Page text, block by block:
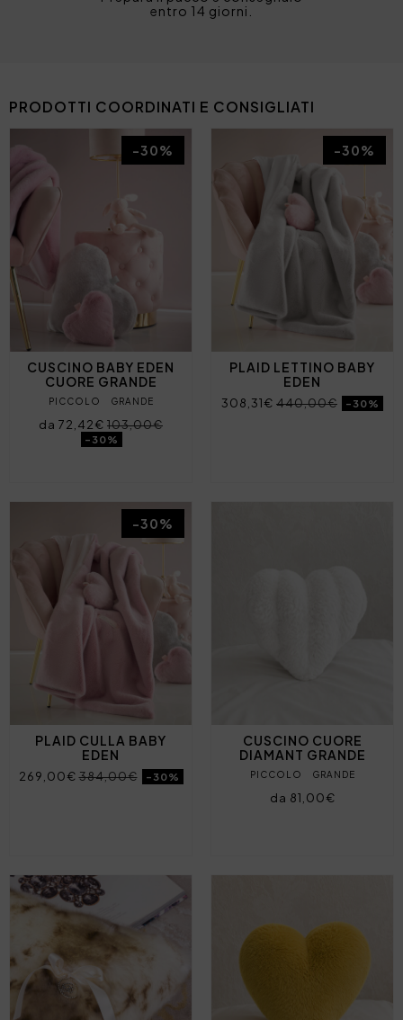
entro 14 giorni.
PRODOTTI COORDINATI E CONSIGLIATI
CUSCINO BABY EDEN
CUORE GRANDE
PICCOLO GRANDE
da 72,42€ 103,00€
-30%
-30%
PLAID LETTINO BABY
EDEN
308,31€ 440,00€ -30%
-30%
PLAID CULLA BABY
EDEN
269,00€384,00€ -30%
-30%
CUSCINO CUORE
DIAMANT GRANDE
PICCOLO GRANDE
da 81,00€